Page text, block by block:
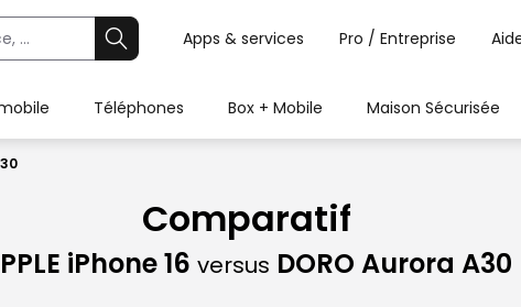
Apps & services Pro / Entreprise
Téléphones Box + Mobile Maison Sécurisée
Comparatif
iPhone 16 versus DORO Aurora A30